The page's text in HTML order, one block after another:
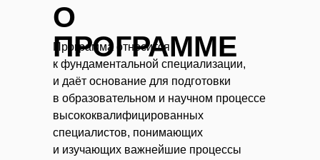
Программа относится
к фундаментальной специализации,
и даёт основание для подготовки
в образовательном и научном процессе
высококвалифицированных
специалистов, понимающих
и изучающих важнейшие процессы
О
ПРОГРАММЕ